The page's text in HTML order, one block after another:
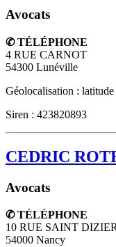
Avocats
✆ TÉLÉPHONE
4 RUE CARNOT
54300 Lunéville
Géolocalisation :
Siren : 423820893
CEDRIC
Avocats
✆ TÉLÉPHONE
10 RUE SAINT DIZIER
54000 Nancy